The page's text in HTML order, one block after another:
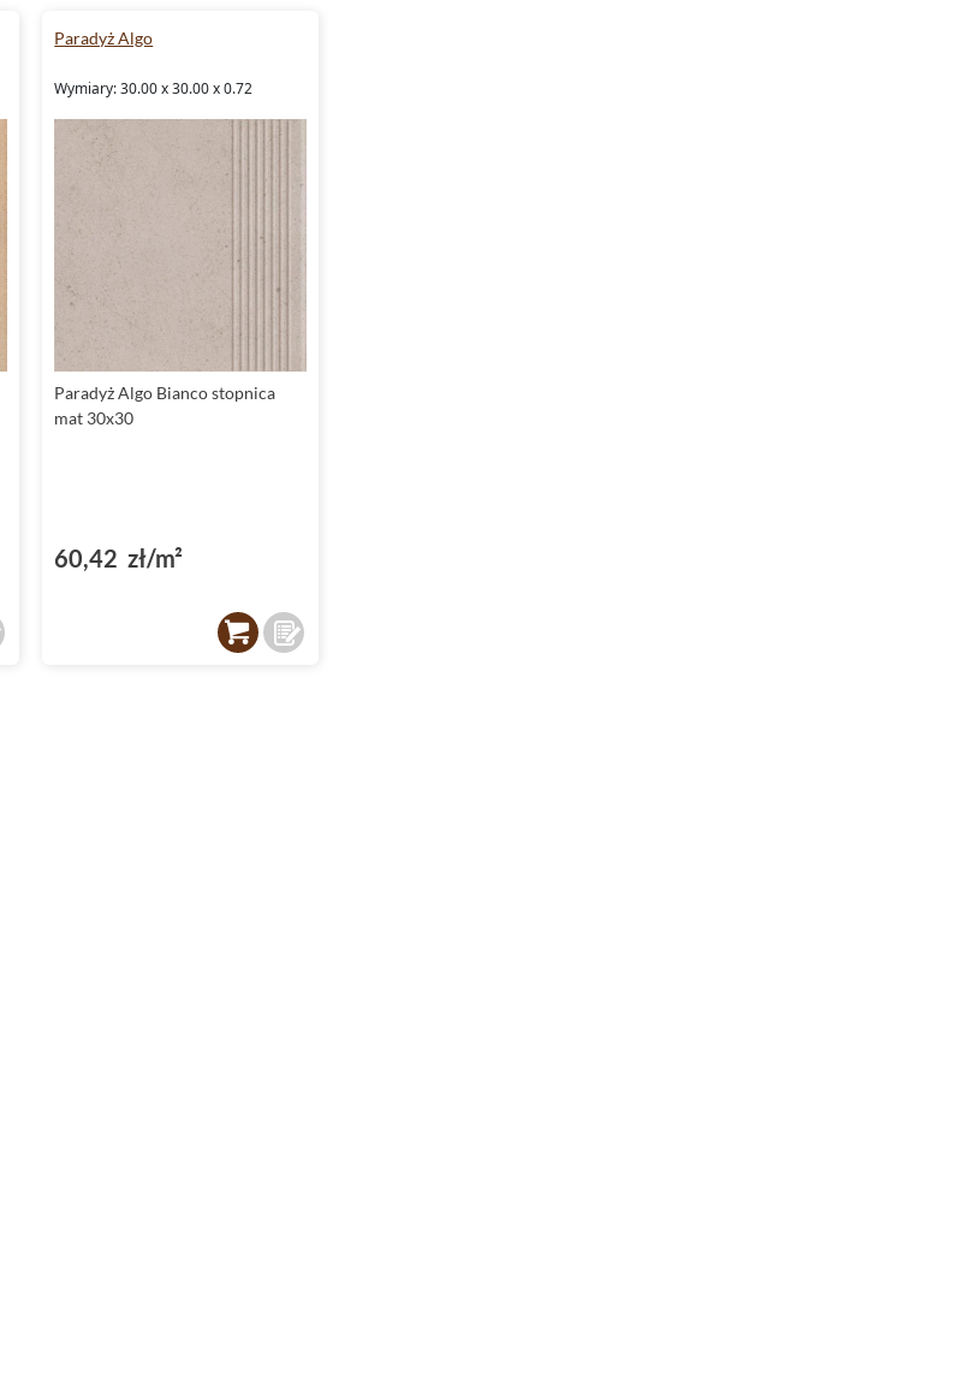
Paradyż Algo
Wymiary: 30.00 x 30.00 x 0.72
Paradyż Algo Bianco stopnica
mat 30x30
60,42 zł/m²